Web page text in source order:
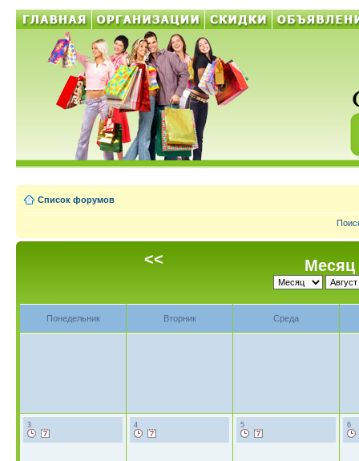
Список форумов
<< Месяц
Понедельник Вторник Среда
3 4 5 6